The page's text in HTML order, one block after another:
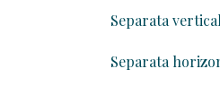
Separata vertical
Separata